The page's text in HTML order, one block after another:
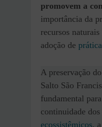
promovem a
importância da
recursos
adoção de
A preservação
Salto São
fundamental
continuidade dos
ecossistêmicos,